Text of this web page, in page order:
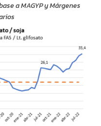
a MAGYP y Márgenes